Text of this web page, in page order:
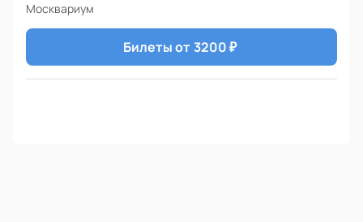
Москвариум
Билеты от 3200₽